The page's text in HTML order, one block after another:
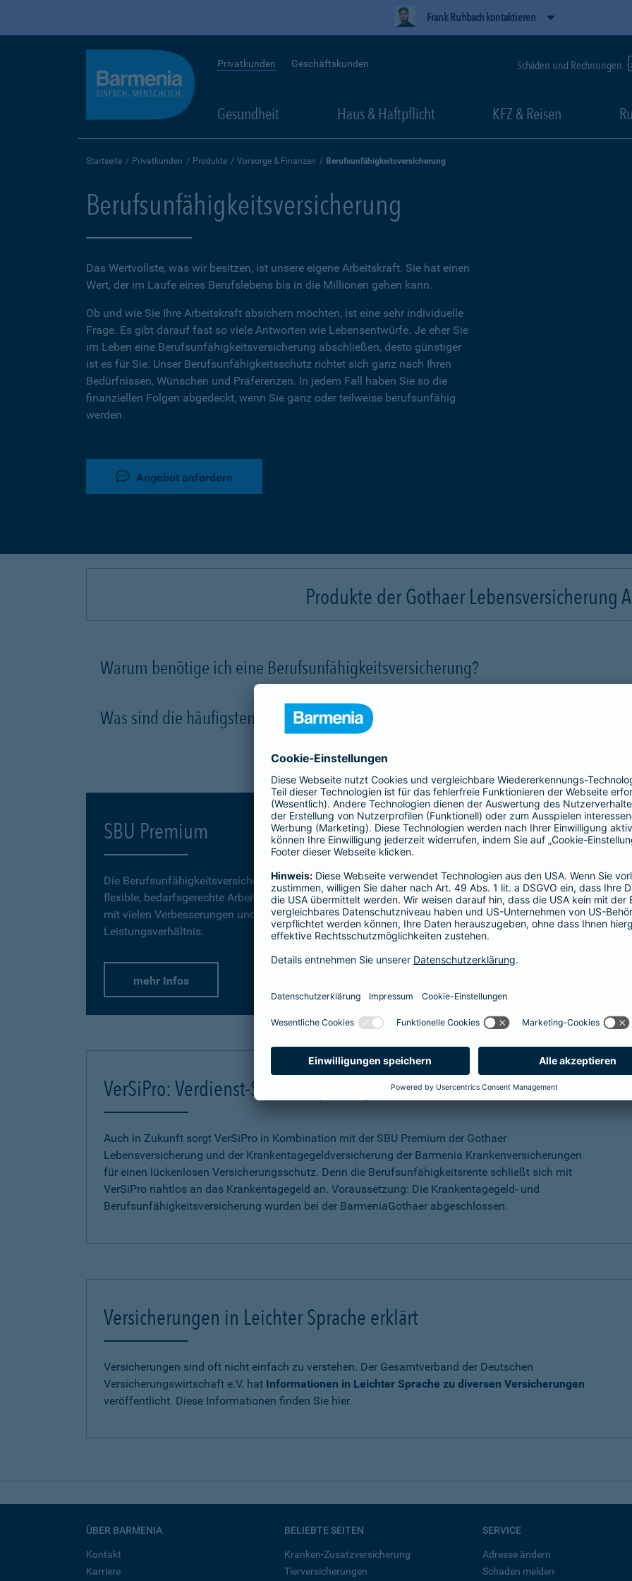
Frank Ruhbach kontaktieren
Privatkunden Geschäftskunden Schäden und Rechnungen
Gesundheit Haus & Haftpflicht KFZ & Reisen
Startseite Privatkunden Produkte Vorsorge & Finanzen Berufsunfähigkeitsversicherung
Berufsunfähigkeitsversicherung
Das Wertvollste, was wir besitzen, ist unsere eigene Arbeitskraft. Sie hat einen
Wert, der im Laufe eines Berufslebens bis in die Millionen gehen kann.
Ob und wie Sie Ihre Arbeitskraft absichern möchten, ist eine sehr individuelle
Frage. Es gibt darauf fast so viele Antworten wie Lebensentwürfe. Je eher Sie
im Leben eine Berufsunfähigkeitsversicherung abschließen, desto günstiger
ist es für Sie. Unser Berufsunfähigkeitsschutz richtet sich ganz nach Ihren
Bedürfnissen, Wünschen und Präferenzen. In jedem Fall haben Sie so die
finanziellen Folgen abgedeckt, wenn Sie ganz oder teilweise berufsunfähig
werden.
Angebot anfordern
Produkte der Gothaer Lebensversicherung
Warum benötige ich eine Berufsunfähigkeitsversicherung?
Was sind die häufigsten Ursachen für eine Berufsunfähigkeit?
SBU Premium
Die BerufsunfähigkeitsversicherungSBU Premiumbietet eine
flexible, bedarfsgerechte Arbeitskraftabsicherung fürs Leben. Jetzt
mit vielen Verbesserungen und einem erstklassigen Preis-
Leistungsverhältnis.
mehr Infos
SBU Invest
Die
Kund*innen finanzielle
der Kapitalmärkte zu
VerSiPro: Verdienst-Sicherungs-Programm
Auch in Zukunft sorgt VerSiPro in Kombination mit der SBU Premium der Gothaer
Lebensversicherung und der Krankentagegeldversicherung der Barmenia Krankenversicherungen
für einen lückenlosen Versicherungsschutz. Denn die Berufsunfähigkeitsrente schließt sich mit
VerSiPro nahtlos an das Krankentagegeld an. Voraussetzung: Die Krankentagegeld- und
Berufsunfähigkeitsversicherung wurden bei der BarmeniaGothaer abgeschlossen.
Versicherungen in Leichter Sprache erklärt
Versicherungen sind oft nicht einfach zu verstehen. Der Gesamtverband der Deutschen
Versicherungswirtschaft e.V. hat Informationen in Leichter Sprache zu diversen Versicherungen
veröffentlicht. Diese Informationen finden Sie hier.
ÜBER BARMENIA
Kontakt
Karriere
BELIEBTE SEITEN
Kranken-Zusatzversicherung
Tierversicherungen
SERVICE
Adresse ändern
Schaden melden